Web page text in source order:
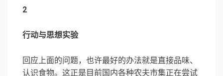
2
行动与思想实验
回应上面的问题，也许最好的办法就是直接品味、
认识食物。这正是目前国内各种农夫市集正在尝试